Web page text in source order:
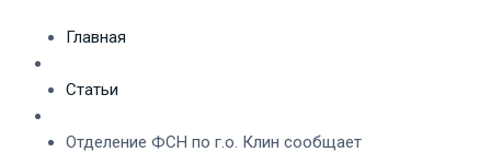
Главная
Статьи
Отделение ФСН по г.о. Клин сообщает